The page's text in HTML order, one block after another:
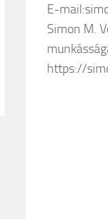
E-
Simon M.
https://